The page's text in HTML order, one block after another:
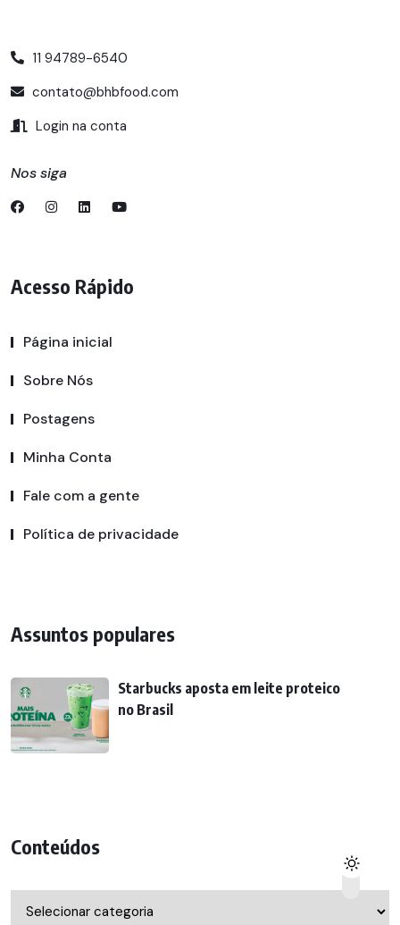
11 94789-6540
contato@bhbfood.com
Login na conta
Nos siga
Acesso Rápido
Página inicial
Sobre Nós
Postagens
Minha Conta
Fale com a gente
Política de privacidade
Assuntos populares
Starbucks aposta em leite proteico
no Brasil
Conteúdos